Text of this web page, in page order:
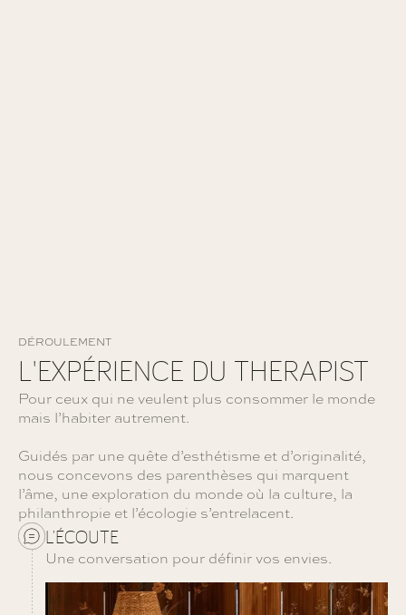
DÉROULEMENT
L'EXPÉRIENCE DU THERAPIST
Pour ceux qui ne veulent plus consommer le monde
mais l’habiter autrement.
Guidés par une quête d’esthétisme et d’originalité,
nous concevons des parenthèses qui marquent
l’âme, une exploration du monde où la culture, la
philanthropie et l’écologie s’entrelacent.
L’ÉCOUTE
Une conversation pour définir vos envies.